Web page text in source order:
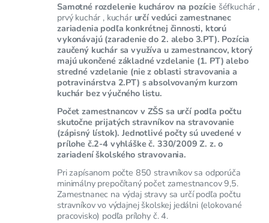
Samotné rozdelenie kuchárov na pozície šéfkuchár ,
prvý kuchár , kuchár určí vedúci zamestnanec
zariadenia podľa konkrétnej činnosti, ktorú
vykonávajú (zaradenie do 2. alebo 3.PT). Pozícia
zaučený kuchár sa využíva u zamestnancov, ktorý
majú ukončené základné vzdelanie (1. PT) alebo
stredné vzdelanie (nie z oblasti stravovania a
potravinárstva 2.PT) s absolvovaným kurzom
kuchár bez výučného listu.
Počet zamestnancov v ZŠS sa určí podľa počtu
skutočne prijatých stravníkov na stravovanie
(zápisný lístok). Jednotlivé počty sú uvedené v
prílohe č.2-4 vyhláške č. 330/2009 Z. z. o
zariadení školského stravovania.
Pri zapísanom počte 850 stravníkov sa odporúča
minimálny prepočítaný počet zamestnancov 9,5.
Zamestnanec na výdaj stravy sa určí​ podľa počtu
stravníkov vo výdajnej školskej jedálni (elokované
pracovisko) podľa prílohy č. 4.